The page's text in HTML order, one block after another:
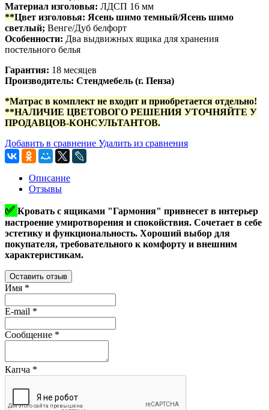
Материал изголовья: ЛДСП 16 мм
**Цвет изголовья: Ясень шимо темный/Ясень шимо
светлый; Венге/Дуб белфорт
Особенности: Два выдвижных ящика для хранения
постельного белья
Гарантия: 18 месяцев
Производитель: Стендмебель (г. Пенза)
*Матрас в комплект не входит и приобретается отдельно!
**НАЛИЧИЕ ЦВЕТОВОГО РЕШЕНИЯ УТОЧНЯЙТЕ У
ПРОДАВЦОВ-КОНСУЛЬТАНТОВ.
Добавить в сравнение Удалить из сравнения
Описание
Отзывы
✅ Кровать с ящиками "Гармония" привнесет в интерьер
настроение умиротворения и спокойствия. Сочетает в себе
эстетику и функциональность. Хороший выбор для
покупателя, требовательного к комфорту и внешним
характеристикам.
Оставить отзыв
Имя *
E-mail *
Сообщение *
Капча *